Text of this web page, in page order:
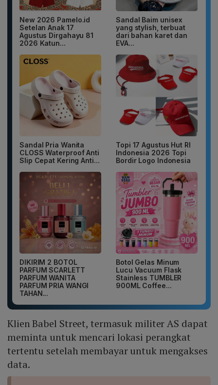
New 2026 Pamelo.id
Setelan Anak 17
Agustus Dirgahayu 81
2026 Katun...
Sandal Baim unisex
yang stylish, terbuat
dari bahan karet dan
EVA...
Sandal Pria Wanita
CLOSS Waterproof Anti
Slip Cepat Kering Anti...
Topi 17 Agustus Hut RI
Indonesia 2026 Topi
Bordir Logo Indonesia
DIKIRIM 2 BOTOL
PARFUM SCARLETT
PARFUM WANITA
PARFUM PRIA WANGI
TAHAN...
Botol Gelas Minum
Lucu Vacuum Flask
Stainless TUMBLER
900ML Coffee...
Klien Babel Street, termasuk militer AS dapat
meminta untuk mencari lokasi perangkat
tertentu setelah membayar untuk mengakses
data.